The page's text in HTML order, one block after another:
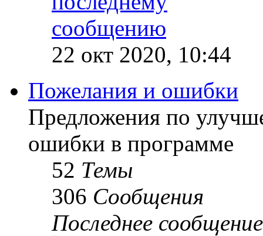
22 окт 2020, 10:44
Пожелания и ошибки
Предложения по
ошибки в программе
52 Темы
306 Сообщения
Последнее сообщение